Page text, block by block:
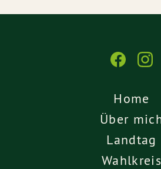
Home
Über
Landtag
Wahlkreis